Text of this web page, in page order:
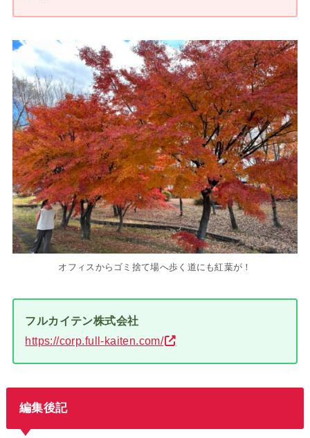
オフィスからゴミ捨て場へ歩く道にも紅葉が！
フルカイテン株式会社
https://corp.full-kaiten.com/
編集後記